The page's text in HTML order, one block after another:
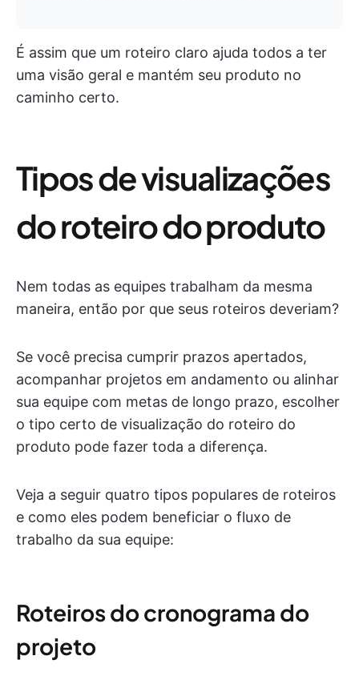
É assim que um roteiro claro ajuda todos a ter
uma visão geral e mantém seu produto no
caminho certo.
Tipos de visualizações
do roteiro do produto
Nem todas as equipes trabalham da mesma
maneira, então por que seus roteiros deveriam?
Se você precisa cumprir prazos apertados,
acompanhar projetos em andamento ou alinhar
sua equipe com metas de longo prazo, escolher
o tipo certo de visualização do roteiro do
produto pode fazer toda a diferença.
Veja a seguir quatro tipos populares de roteiros
e como eles podem beneficiar o fluxo de
trabalho da sua equipe:
Roteiros do cronograma do
projeto